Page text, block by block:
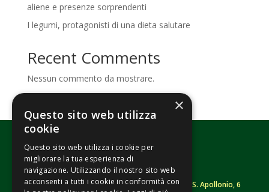
aliene e presenze sorprendenti
I legumi, protagonisti di una dieta salutare
Recent Comments
Nessun commento da mostrare.
Fondazione Senza Frontiere – ETS |Strada S. Apollonio, 6
×
Questo sito web utilizza
cookie
Questo sito web utilizza i cookie per
migliorare la tua esperienza di
navigazione. Utilizzando il nostro sito web
acconsenti a tutti i cookie in conformità con